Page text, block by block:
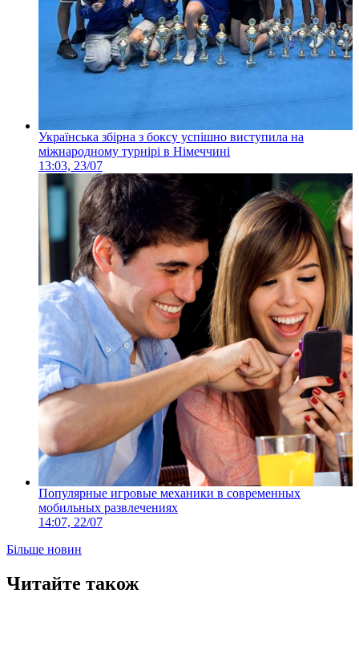
Українська збірна з боксу успішно виступила на
міжнародному турнірі в Німеччині
13:03, 23/07
Популярные игровые механики в современных
мобильных развлечениях
14:07, 22/07
Більше новин
Читайте також